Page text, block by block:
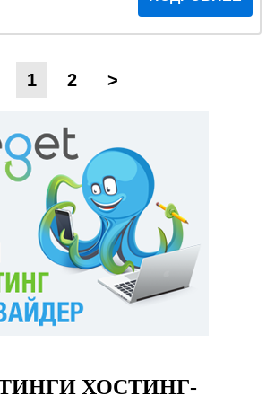
1 2 >
ХОСТИНГ-